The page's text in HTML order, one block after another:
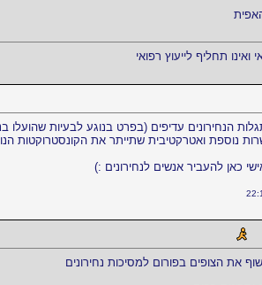
ואינו תחליף לייעוץ רפואי
הנחירונים עדיפים (בפרט בנוגע לבעיות שהועלו
נוספת ואטרקטיבית שתייתר את הקונסטרוקטות
כאן להעביר אנשים לנחירונים :)
את הצופים בפורום למסיכות נחירונים